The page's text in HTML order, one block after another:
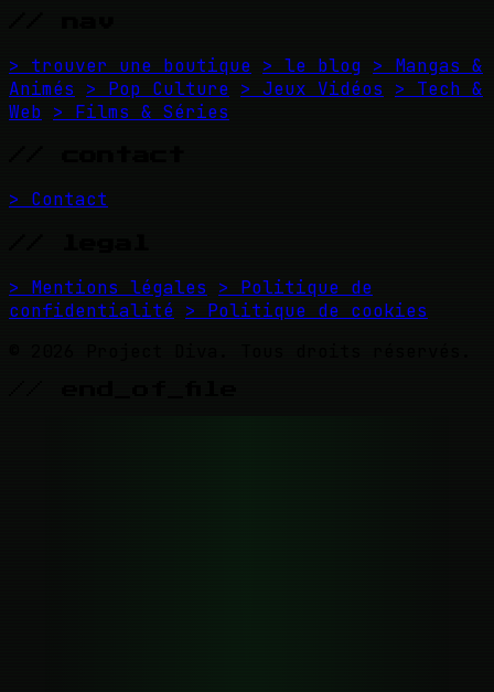
> trouver une boutique > le blog > Mangas &
Animés
> Pop Culture > Jeux Vidéos
> Tech &
Web > Films & Séries
> Contact
> Mentions légales
> Politique de
confidentialité > Politique de cookies